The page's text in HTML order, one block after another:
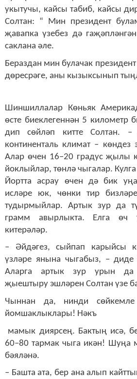
укытучы, кайсы табиб, кайсы
Солтан: “ Мин президент
җавапка үзебез дә
саклана әле.
Бераздан мин булачак
дөресрәге, аны кызыксынып
Шиншиллалар Көньяк
өсте биеклегеннән 5 километр
дип сөйләп китте Солтан.
континенталь климат – көндез
Алар өчен 16–20 градус җылы
йоклыйлар, төнлә чыгалар.
Йортта асрау өчен дә бик
исләре юк, чөнки тир
тудырмыйлар. Артык зур да
грамм авырлыкта. Елга өч
китерәләр.
– Әйдәгез, сыйпап карыйсы
үзләре янына чыгабыз, –
Аларга артык зур урын да
җыештыру эшләрен Солтан үзе
Чыннан да, нинди
йомшаклыклары! Нәкъ
мамык диярсең. Бактың исә,
60–80 тармак чыга икән! Шуңа
бәяләнә.
– Башта ата, бер ана алып